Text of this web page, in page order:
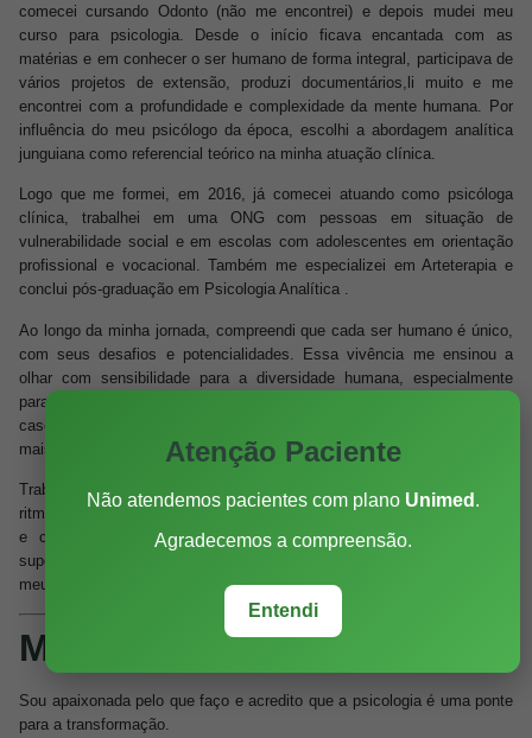
comecei cursando Odonto (não me encontrei) e depois mudei meu
curso para psicologia. Desde o início ficava encantada com as
matérias e em conhecer o ser humano de forma integral, participava de
vários projetos de extensão, produzi documentários,li muito e me
encontrei com a profundidade e complexidade da mente humana. Por
influência do meu psicólogo da época, escolhi a abordagem analítica
junguiana como referencial teórico na minha atuação clínica.
Logo que me formei, em 2016, já comecei atuando como psicóloga
clínica, trabalhei em uma ONG com pessoas em situação de
vulnerabilidade social e em escolas com adolescentes em orientação
profissional e vocacional. Também me especializei em Arteterapia e
conclui pós-graduação em Psicologia Analítica .
Ao longo da minha jornada, compreendi que cada ser humano é único,
com seus desafios e potencialidades. Essa vivência me ensinou a
olhar com sensibilidade para a diversidade humana, especialmente
para pessoas que se identificam como
caso do TDAH – diagnóstico que recebi aos 32 anos, ampliando ainda
mais minha compreensão.
Trabalho com uma abordagem que valoriza as diferenças, respeita o
ritmo de cada indivíduo e busca acolher suas necessidades com ética
e cuidado.Também busco sempre fazer cursos, ler muito, fazer
supervisão e estar em dia com a minha psicoterapia para oferecer aos
meus pacientes uma escuta ativa, empática e profunda.
Minha Missão
Sou apaixonada pelo que faço e acredito que a psicologia é uma ponte
para a transformação.
Atenção Paciente
Não atendemos pacientes com plano Unimed .
Agradecemos a compreensão.
Entendi